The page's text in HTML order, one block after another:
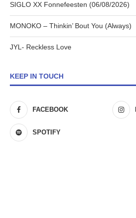
SIGLO XX Fonnefeesten (06/08/2026)
MONOKO – Thinkin’ Bout You (Always)
JYL- Reckless Love
KEEP IN TOUCH
FACEBOOK
SPOTIFY